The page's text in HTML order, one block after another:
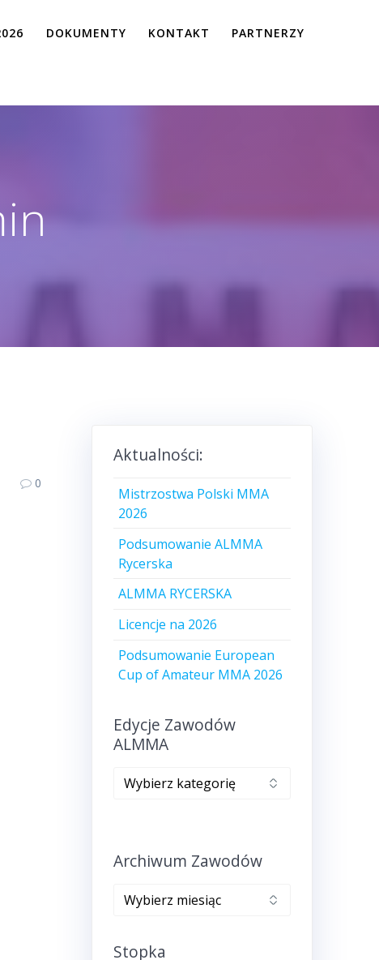
DOKUMENTY KONTAKT PARTNERZY
0
Aktualności:
Mistrzostwa Polski MMA
2026
Podsumowanie ALMMA
Rycerska
ALMMA RYCERSKA
Licencje na 2026
Podsumowanie European
Cup of Amateur MMA 2026
Edycje Zawodów
ALMMA
Edycje
zawodów
Archiwum Zawodów
Archiwum
zawodów
Stopka